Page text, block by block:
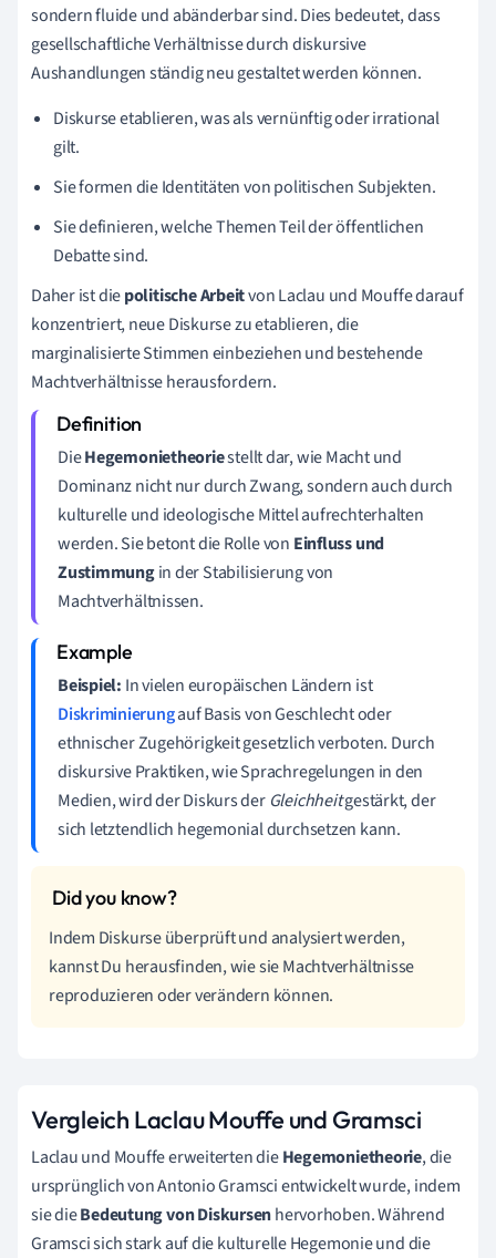
sondern fluide und abänderbar sind. Dies bedeutet, dass
gesellschaftliche Verhältnisse durch diskursive
Aushandlungen ständig neu gestaltet werden können.
Diskurse etablieren, was als vernünftig oder irrational
gilt.
Sie formen die Identitäten von politischen Subjekten.
Sie definieren, welche Themen Teil der öffentlichen
Debatte sind.
Daher ist diepolitische Arbeitvon Laclau und Mouffe darauf
konzentriert, neue Diskurse zu etablieren, die
marginalisierte Stimmen einbeziehen und bestehende
Machtverhältnisse herausfordern.
DieHegemonietheoriestellt dar, wie Macht und
Dominanz nicht nur durch Zwang, sondern auch durch
kulturelle und ideologische Mittel aufrechterhalten
werden. Sie betont die Rolle von Einfluss und
Zustimmungin der Stabilisierung von
Machtverhältnissen.
Beispiel: In vielen europäischen Ländern ist
Diskriminierungauf Basis von Geschlecht oder
ethnischer Zugehörigkeit gesetzlich verboten. Durch
diskursive Praktiken, wie Sprachregelungen in den
Medien, wird der Diskurs der Gleichheitgestärkt, der
sich letztendlich hegemonial durchsetzen kann.
Indem Diskurse überprüft und analysiert werden,
kannst Du herausfinden, wie sie Machtverhältnisse
reproduzieren oder verändern können.
Vergleich Laclau Mouffe und Gramsci
Laclau und Mouffe erweiterten dieHegemonietheorie, die
ursprünglich von Antonio Gramsci entwickelt wurde, indem
sie dieBedeutung von Diskursenhervorhoben. Während
Gramsci sich stark auf die kulturelle Hegemonie und die